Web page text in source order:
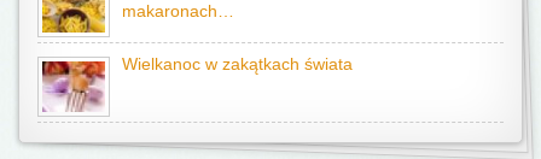
makaronach…
Wielkanoc w zakątkach świata